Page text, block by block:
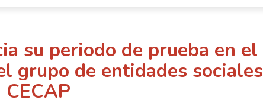
su periodo de prueba en el
grupo de entidades sociales
CECAP